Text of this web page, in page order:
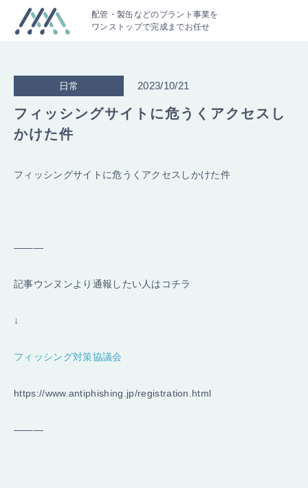
配管・製缶などのプラント事業を
ワンストップで完成までお任せ
日常 2023/10/21
フィッシングサイトに危うくアクセスし
かけた件
フィッシングサイトに危うくアクセスしかけた件
———
記事ウンヌンより通報したい人はコチラ
↓
フィッシング対策協議会
https://www.antiphishing.jp/registration.html
———